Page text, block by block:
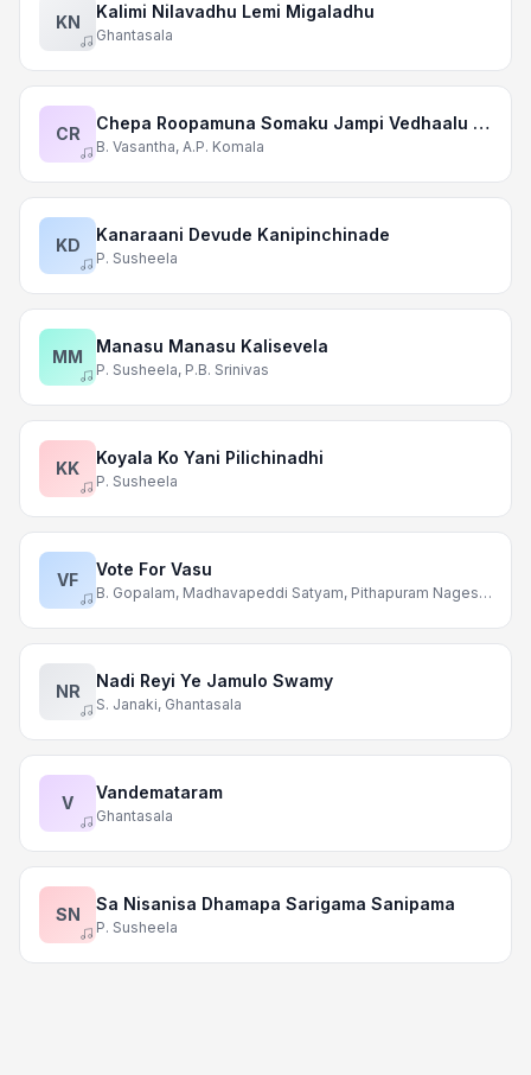
KN
Kalimi Nilavadhu Lemi Migaladhu
Ghantasala
CR
Chepa Roopamuna Somaku Jampi Vedhaalu Techina Narayana
B. Vasantha, A.P. Komala
KD
Kanaraani Devude Kanipinchinade
P. Susheela
MM
Manasu Manasu Kalisevela
P. Susheela, P.B. Srinivas
KK
Koyala Ko Yani Pilichinadhi
P. Susheela
VF
Vote For Vasu
B. Gopalam, Madhavapeddi Satyam, Pithapuram Nageswara Rao, Hymavati, Udutha Sarojini
NR
Nadi Reyi Ye Jamulo Swamy
S. Janaki, Ghantasala
V
Vandemataram
Ghantasala
SN
Sa Nisanisa Dhamapa Sarigama Sanipama
P. Susheela